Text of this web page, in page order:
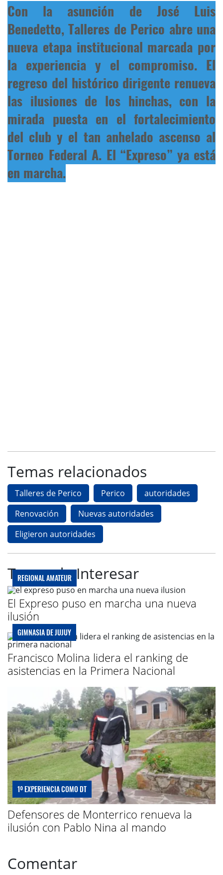
Con la asunción de José Luis
Benedetto, Talleres de Perico abre una
nueva etapa institucional marcada por
la experiencia y el compromiso. El
regreso del histórico dirigente renueva
las ilusiones de los hinchas, con la
mirada puesta en el fortalecimiento
del club y el tan anhelado ascenso al
Torneo Federal A. El “Expreso” ya está
en marcha.
Temas relacionados
Talleres de Perico Perico
autoridades
Renovación
Nuevas autoridades
Eligieron autoridades
Te puede Interesar
REGIONAL AMATEUR
El Expreso puso en marcha una nueva
ilusión
GIMNASIA DE JUJUY
Francisco Molina lidera el ranking de
asistencias en la Primera Nacional
1º EXPERIENCIA COMO DT
Defensores de Monterrico renueva la
ilusión con Pablo Nina al mando
Comentar